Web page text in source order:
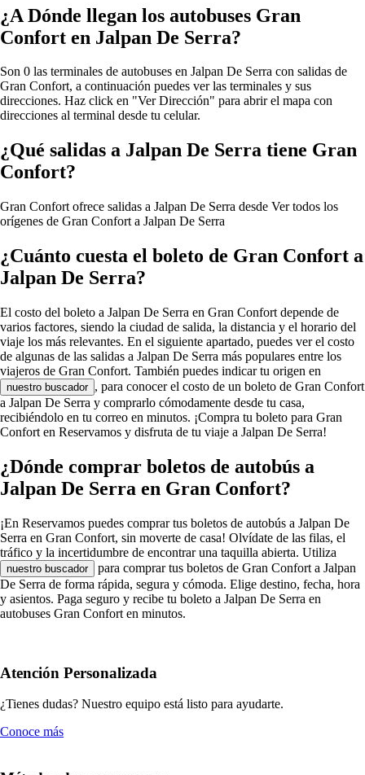
¿A Dónde llegan los autobuses Gran
Confort en Jalpan De Serra?
Son 0 las terminales de autobuses en Jalpan De Serra con salidas de
Gran Confort, a continuación puedes ver las terminales y sus
direcciones. Haz click en "Ver Dirección" para abrir el mapa con
direcciones al terminal desde tu celular.
¿Qué salidas a Jalpan De Serra tiene Gran
Confort?
Gran Confort ofrece salidas a Jalpan De Serra desde Ver todos los
orígenes de Gran Confort a Jalpan De Serra
¿Cuánto cuesta el boleto de Gran Confort a
Jalpan De Serra?
El costo del boleto a Jalpan De Serra en Gran Confort depende de
varios factores, siendo la ciudad de salida, la distancia y el horario del
viaje los más relevantes. En el siguiente apartado, puedes ver el costo
de algunas de las salidas a Jalpan De Serra más populares entre los
viajeros de Gran Confort. También puedes indicar tu origen en
nuestro buscador , para conocer el costo de un boleto de Gran Confort
a Jalpan De Serra y comprarlo cómodamente desde tu casa,
recibiéndolo en tu correo en minutos. ¡Compra tu boleto para Gran
Confort en Reservamos y disfruta de tu viaje a Jalpan De Serra!
¿Dónde comprar boletos de autobús a
Jalpan De Serra en Gran Confort?
¡En Reservamos puedes comprar tus boletos de autobús a Jalpan De
Serra en Gran Confort, sin moverte de casa! Olvídate de las filas, el
tráfico y la incertidumbre de encontrar una taquilla abierta. Utiliza
nuestro buscador
para comprar tus boletos de Gran Confort a Jalpan
De Serra de forma rápida, segura y cómoda. Elige destino, fecha, hora
y asientos. Paga seguro y recibe tu boleto a Jalpan De Serra en
autobuses Gran Confort en minutos.
Atención Personalizada
¿Tienes dudas? Nuestro equipo está listo para ayudarte.
Conoce más